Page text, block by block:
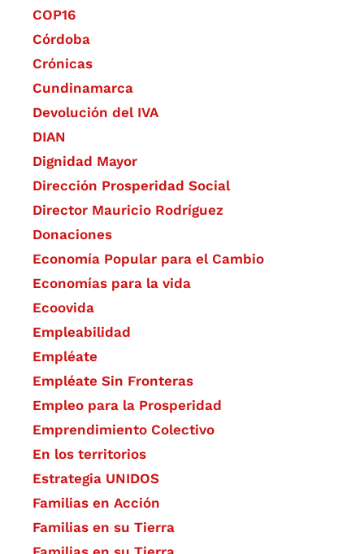
COP16
Córdoba
Crónicas
Cundinamarca
Devolución del IVA
DIAN
Dignidad Mayor
Dirección Prosperidad Social
Director Mauricio Rodríguez
Donaciones
Economía Popular para el Cambio
Economías para la vida
Ecoovida
Empleabilidad
Empléate
Empléate Sin Fronteras
Empleo para la Prosperidad
Emprendimiento Colectivo
En los territorios
Estrategia UNIDOS
Familias en Acción
Familias en su Tierra